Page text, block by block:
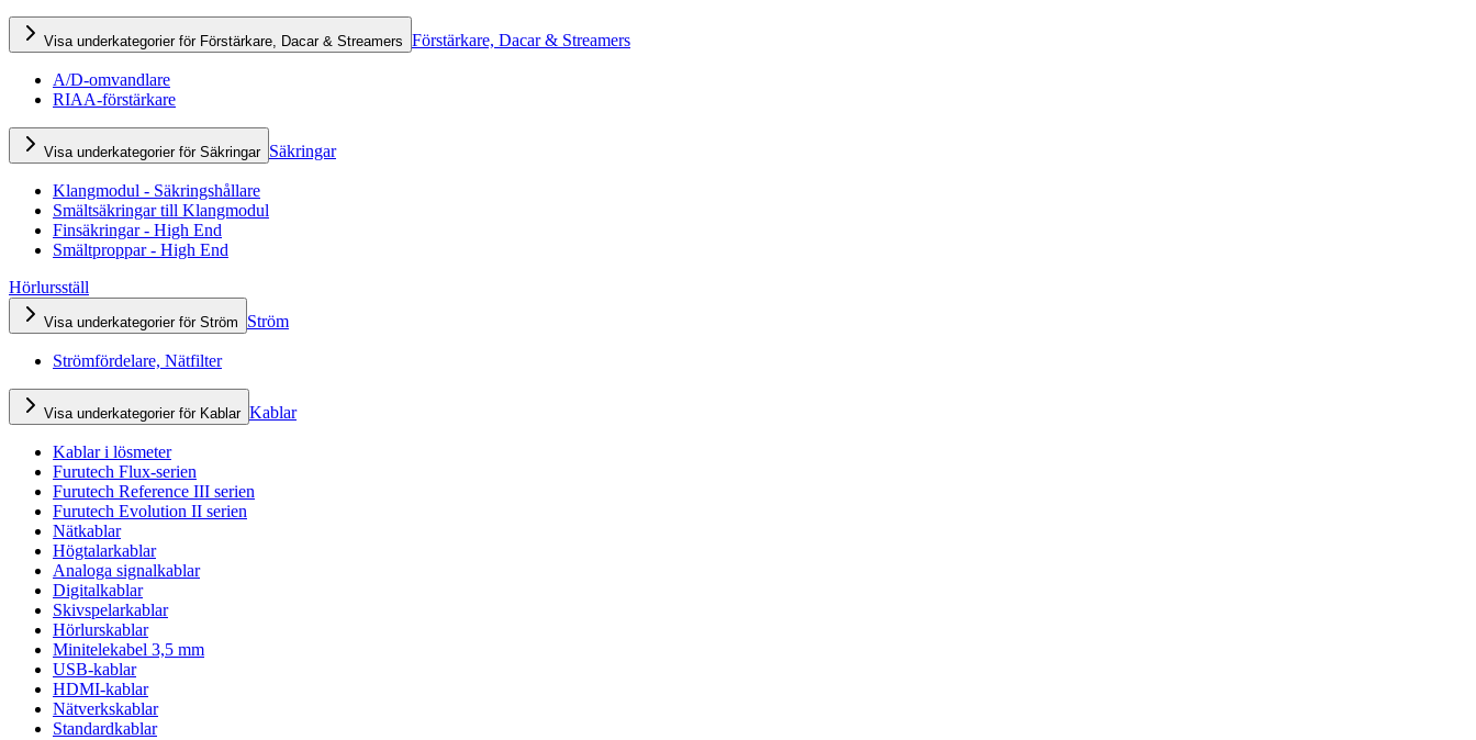
Visa underkategorier för Förstärkare, Dacar & Streamers Förstärkare, Dacar & Streamers
A/D-omvandlare
RIAA-förstärkare
Visa underkategorier för Säkringar Säkringar
Klangmodul - Säkringshållare
Smältsäkringar till Klangmodul
Finsäkringar - High End
Smältproppar - High End
Hörlursställ
Visa underkategorier för Ström Ström
Strömfördelare, Nätfilter
Visa underkategorier för Kablar Kablar
Kablar i lösmeter
Furutech Flux-serien
Furutech Reference III serien
Furutech Evolution II serien
Nätkablar
Högtalarkablar
Analoga signalkablar
Digitalkablar
Skivspelarkablar
Hörlurskablar
Minitelekabel 3,5 mm
USB-kablar
HDMI-kablar
Nätverkskablar
Standardkablar